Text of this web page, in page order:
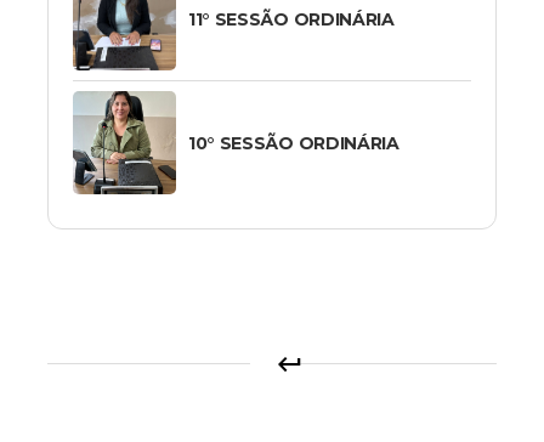
11° SESSÃO ORDINÁRIA
10° SESSÃO ORDINÁRIA
keyboard_return